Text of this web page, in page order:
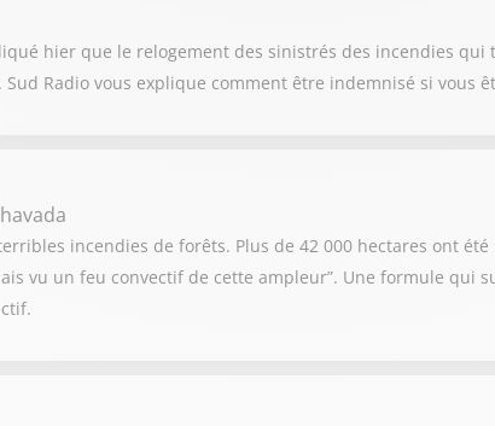
hier que le relogement des sinistrés des incendies
Radio vous explique comment être indemnisé si vous
incendies de forêts. Plus de 42 000 hectares ont
vu un feu convectif de cette ampleur”. Une formule qui